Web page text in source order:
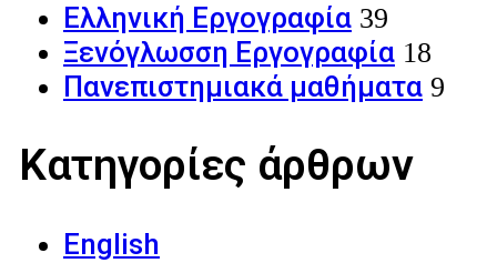
Ελληνική Εργογραφία 39
Ξενόγλωσση Εργογραφία 18
Πανεπιστημιακά μαθήματα 9
Κατηγορίες άρθρων
English